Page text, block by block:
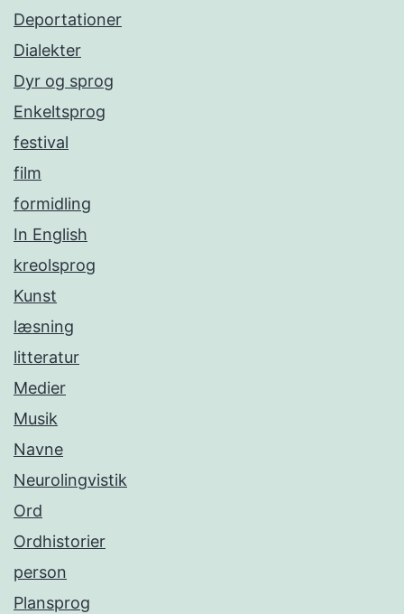
Deportationer
Dialekter
Dyr og sprog
Enkeltsprog
festival
film
formidling
In English
kreolsprog
Kunst
læsning
litteratur
Medier
Musik
Navne
Neurolingvistik
Ord
Ordhistorier
person
Plansprog